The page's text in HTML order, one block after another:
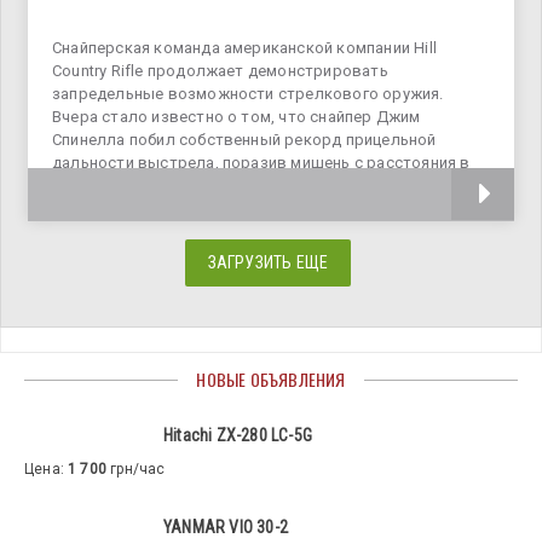
Снайперская команда американской компании Hill
Country Rifle продолжает демонстрировать
запредельные возможности стрелкового оружия.
Вчера стало известно о том, что снайпер Джим
Спинелла побил собственный рекорд прицельной
дальности выстрела, поразив мишень с расстояния в
ЗАГРУЗИТЬ ЕЩЕ
НОВЫЕ ОБЪЯВЛЕНИЯ
Hitachi ZX-280 LC-5G
Цена:1 700 грн/час
YANMAR VIO 30-2